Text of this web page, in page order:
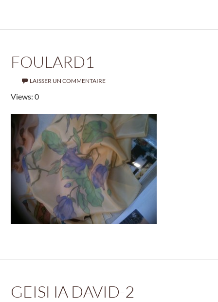
FOULARD1
LAISSER UN COMMENTAIRE
Views: 0
GEISHA DAVID-2